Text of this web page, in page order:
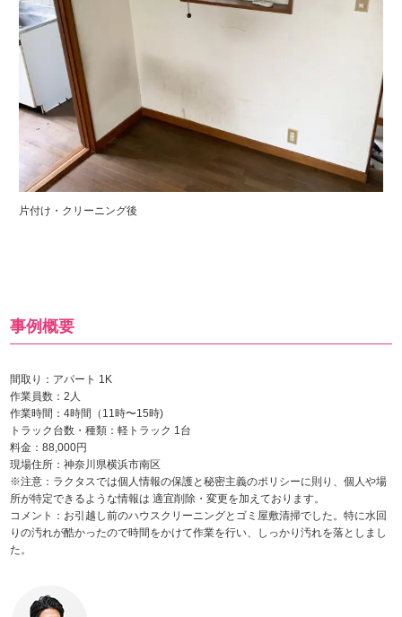
片付け・クリーニング後
事例概要
間取り：アパート 1K
作業員数：2人
作業時間：4時間（11時〜15時)
トラック台数・種類：軽トラック 1台
料金：88,000円
現場住所：神奈川県横浜市南区
※注意：ラクタスでは個人情報の保護と秘密主義のポリシーに則り、個人や場
所が特定できるような情報は 適宜削除・変更を加えております。
コメント：お引越し前のハウスクリーニングとゴミ屋敷清掃でした。特に水回
りの汚れが酷かったので時間をかけて作業を行い、しっかり汚れを落としまし
た。